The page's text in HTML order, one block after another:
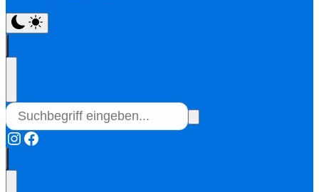
Instagram
Facebook